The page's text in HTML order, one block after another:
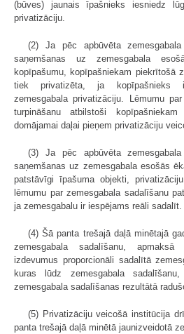
(būves) jaunais īpašnieks iesniedz
privatizāciju.
(2) Ja pēc apbūvēta zemesgabala
saņemšanas uz zemesgabala
kopīpašumu, kopīpašniekam piekrītošā
tiek privatizēta, ja kopīpašnieks
zemesgabala privatizāciju. Lēmumu
turpināšanu atbilstoši
domājamai daļai pieņem privatizāciju
(3) Ja pēc apbūvēta zemesgabala
saņemšanas uz zemesgabala esošās
patstāvīgi īpašuma objekti,
lēmumu par zemesgabala sadalīšanu
ja zemesgabalu ir iespējams reāli sadalīt.
(4) Šā panta trešajā daļā minētajā
zemesgabala sadalīšanu, apmaksā
izdevumus proporcionāli sadalītā
kuras lūdz zemesgabala
zemesgabala sadalīšanas rezultātā
(5) Privatizāciju veicošā institūcija
panta trešajā daļā minētā jaunizveidotā